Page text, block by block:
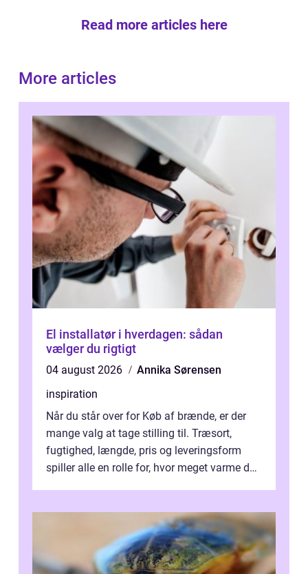
Read more articles here
More articles
El installatør i hverdagen: sådan
vælger du rigtigt
04 august 2026
Annika Sørensen
inspiration
Når du står over for Køb af brænde, er der
mange valg at tage stilling til. Træsort,
fugtighed, længde, pris og leveringsform
spiller alle en rolle for, hvor meget varme du